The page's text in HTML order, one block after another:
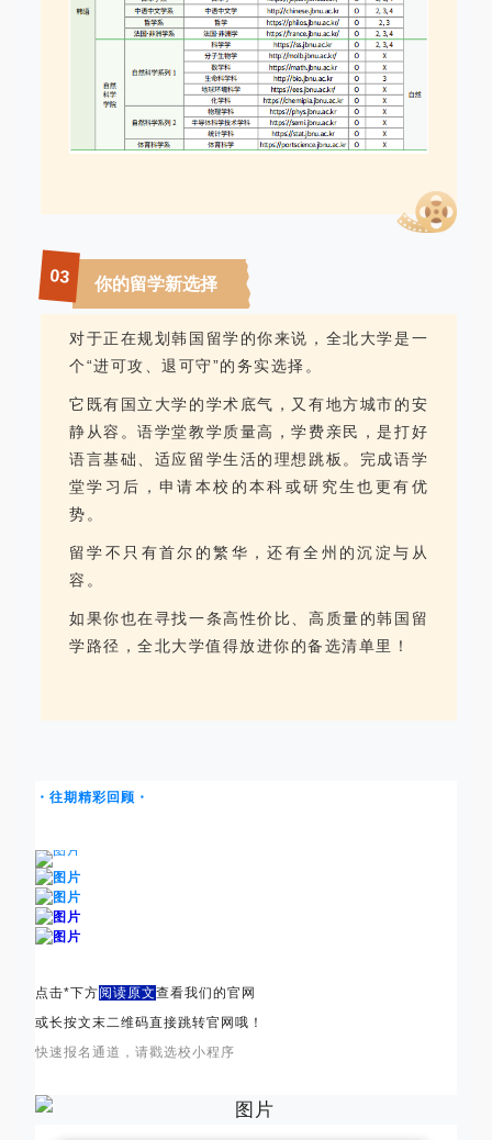
03 你的留学新选择
对于正在规划韩国留学的你来说，全北大学是一
个“进可攻、退可守”的务实选择。
它既有国立大学的学术底气，又有地方城市的安
静从容。语学堂教学质量高，学费亲民，是打好
语言基础、适应留学生活的理想跳板。完成语学
堂学习后，申请本校的本科或研究生也更有优
势。
留学不只有首尔的繁华，还有全州的沉淀与从
容。
如果你也在寻找一条高性价比、高质量的韩国留
学路径，全北大学值得放进你的备选清单里！
・往期精彩回顾・
点击*下方阅读原文查看我们的官网
或长按文末二维码直接跳转官网哦！
快速报名通道，请戳选校小程序